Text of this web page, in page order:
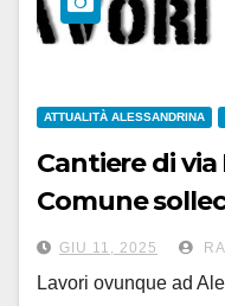
ATTUALITÀ ALESSANDRINA
Cantiere di via
Comune
del problema
GIU 11, 2025
Lavori ovunque ad